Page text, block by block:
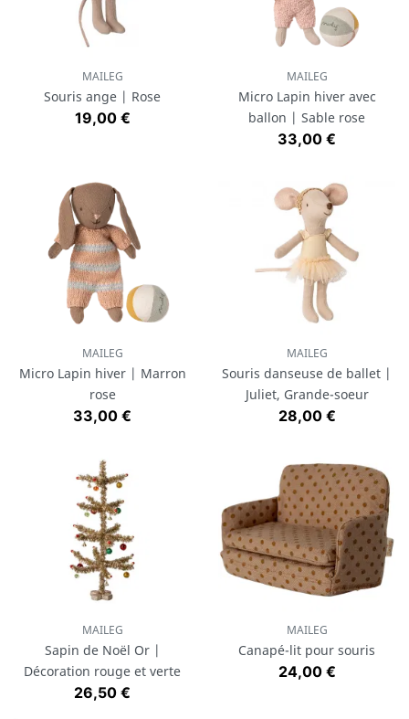
MAILEG
Souris ange | Rose
Prix
19,00 €
MAILEG
Micro Lapin hiver avec
ballon | Sable rose
Prix
33,00 €
MAILEG
Micro Lapin hiver | Marron
rose
Prix
33,00 €
MAILEG
Souris danseuse de ballet |
Juliet, Grande-soeur
Prix
28,00 €
MAILEG
Sapin de Noël Or |
Décoration rouge et verte
Prix
26,50 €
MAILEG
Canapé-lit pour souris
Prix
24,00 €